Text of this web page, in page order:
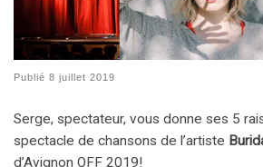
Publié 8 juillet 2019
Serge, spectateur, vous donne ses 5
spectacle de chansons de l’artiste
d’Avignon OFF 2019!